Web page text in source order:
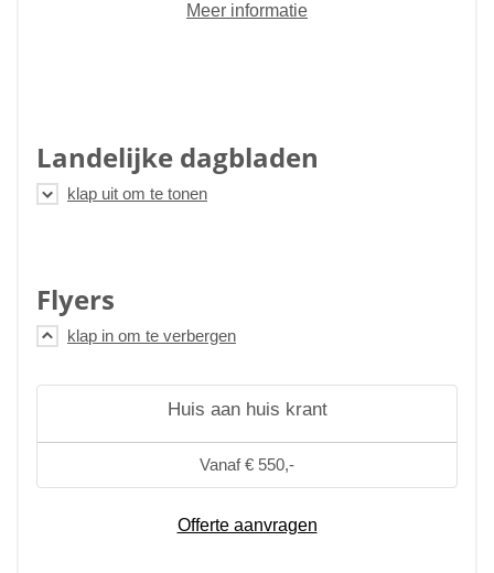
Meer informatie
Landelijke dagbladen
Flyers
Huis aan huis krant
Vanaf € 550,-
Offerte aanvragen